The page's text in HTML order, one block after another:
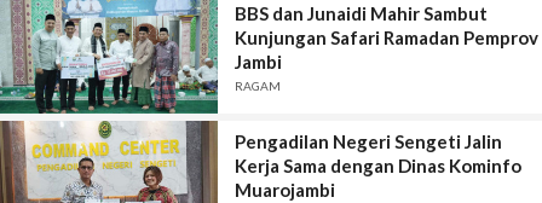
BBS dan Junaidi Mahir Sambut
Kunjungan Safari Ramadan Pemprov
Jambi
RAGAM
Pengadilan Negeri Sengeti Jalin
Kerja Sama dengan Dinas Kominfo
Muarojambi